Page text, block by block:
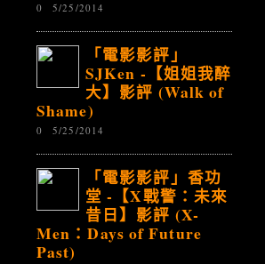
0 5/25/2014
「電影影評」
SJKen -【姐姐我醉
大】影評 (Walk of
Shame)
0 5/25/2014
「電影影評」香功
堂 -【X戰警：未來
昔日】影評 (X-
Men：Days of Future
Past)